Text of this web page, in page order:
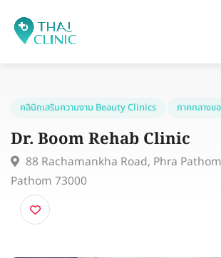
คลินิกเสริมความงาม Beauty Clinics
Dr. Boom Rehab Clinic
88 Rachamankha Road, Phra
Pathom 73000